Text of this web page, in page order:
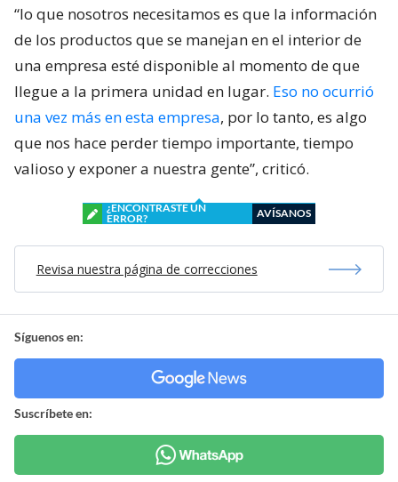
“lo que nosotros necesitamos es que la información
de los productos que se manejan en el interior de
una empresa esté disponible al momento de que
llegue a la primera unidad en lugar. Eso no ocurrió
una vez más en esta empresa, por lo tanto, es algo
que nos hace perder tiempo importante, tiempo
valioso y exponer a nuestra gente”, criticó.
¿ENCONTRASTE UN
ERROR?
AVÍSANOS
Revisa nuestra página de correcciones
Síguenos en:
Suscríbete en: